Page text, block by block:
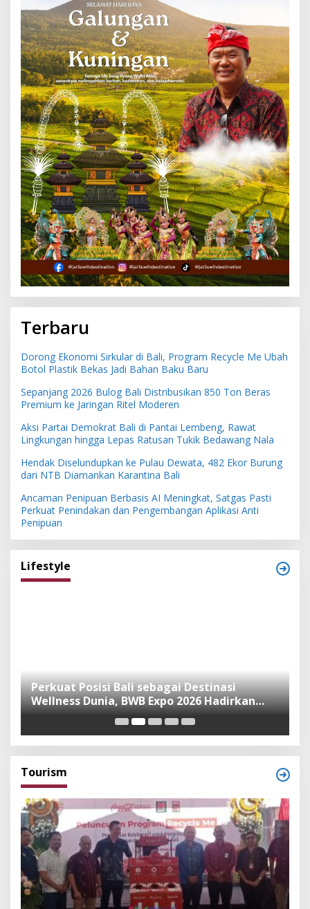
Terbaru
Dorong Ekonomi Sirkular di Bali, Program Recycle Me Ubah
Botol Plastik Bekas Jadi Bahan Baku Baru
Sepanjang 2026 Bulog Bali Distribusikan 850 Ton Beras
Premium ke Jaringan Ritel Moderen
Aksi Partai Demokrat Bali di Pantai Lembeng, Rawat
Lingkungan hingga Lepas Ratusan Tukik Bedawang Nala
Hendak Diselundupkan ke Pulau Dewata, 482 Ekor Burung
dari NTB Diamankan Karantina Bali
Ancaman Penipuan Berbasis AI Meningkat, Satgas Pasti
Perkuat Penindakan dan Pengembangan Aplikasi Anti
Penipuan
Lifestyle
Perkuat Posisi Bali sebagai Destinasi
Wellness Dunia, BWB Expo 2026 Hadirkan
Exhibitor Nasional dan Global
Tourism